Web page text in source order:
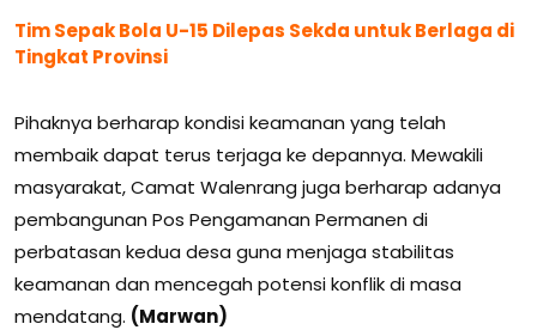
Tim Sepak Bola U-15 Dilepas Sekda untuk Berlaga di
Tingkat Provinsi
Pihaknya berharap kondisi keamanan yang telah
membaik dapat terus terjaga ke depannya. Mewakili
masyarakat, Camat Walenrang juga berharap adanya
pembangunan Pos Pengamanan Permanen di
perbatasan kedua desa guna menjaga stabilitas
keamanan dan mencegah potensi konflik di masa
mendatang. (Marwan)